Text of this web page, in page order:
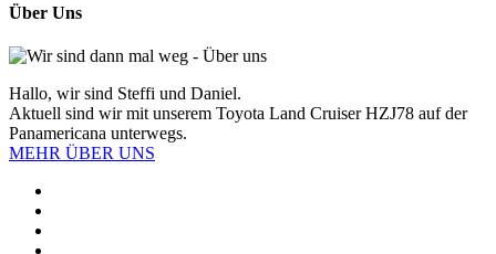
Über Uns
Hallo, wir sind Steffi und Daniel.
Aktuell sind wir mit unserem Toyota Land Cruiser HZJ78 auf der
Panamericana unterwegs.
MEHR ÜBER UNS